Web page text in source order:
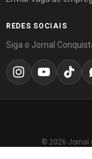
REDES SOCIAIS
Siga o Jornal
© 2026 Jornal